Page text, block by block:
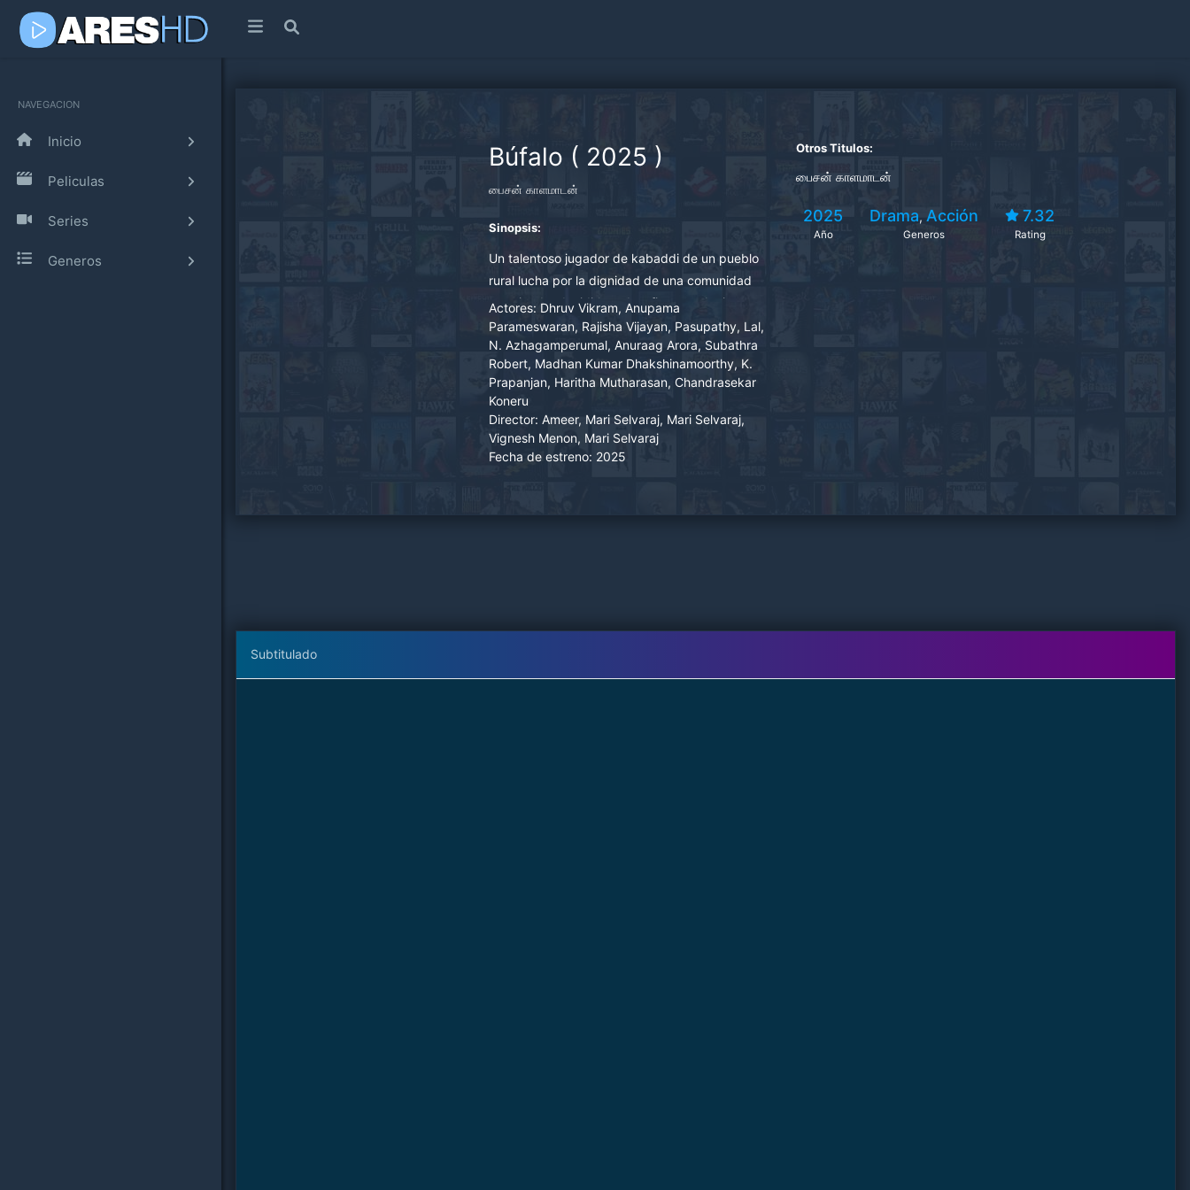
NAVEGACION
Inicio
Peliculas
Series
Generos
Búfalo ( 2025 )
பைசன் காளமாடன்
Sinopsis:
Un talentoso jugador de kabaddi de un pueblo
rural lucha por la dignidad de una comunidad
marginada, decidido a desafiar a cualquiera
que se interponga en su camino.
Actores: Dhruv Vikram, Anupama
Parameswaran, Rajisha Vijayan, Pasupathy, Lal,
N. Azhagamperumal, Anuraag Arora, Subathra
Robert, Madhan Kumar Dhakshinamoorthy, K.
Prapanjan, Haritha Mutharasan, Chandrasekar
Koneru
Director: Ameer, Mari Selvaraj, Mari Selvaraj,
Vignesh Menon, Mari Selvaraj
Fecha de estreno: 2025
Otros Titulos:
பைசன் காளமாடன்
2025
Año
Drama, Acción
Generos
7.32
Rating
Subtitulado